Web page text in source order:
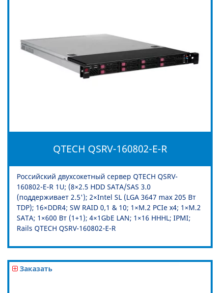
QTECH QSRV-160802-E-R
Российский двухсокетный сервер QTECH QSRV-
160802-E-R 1U; (8×2.5 HDD SATA/SAS 3.0
(поддерживает 2.5'); 2×Intel SL (LGA 3647 max 205 Вт
TDP); 16×DDR4; SW RAID 0,1 & 10; 1×M.2 PCIe x4; 1×M.2
SATA; 1×600 Вт (1+1); 4×1GbE LAN; 1×16 HHHL; IPMI;
Rails QTECH QSRV-160802-E-R
Заказать